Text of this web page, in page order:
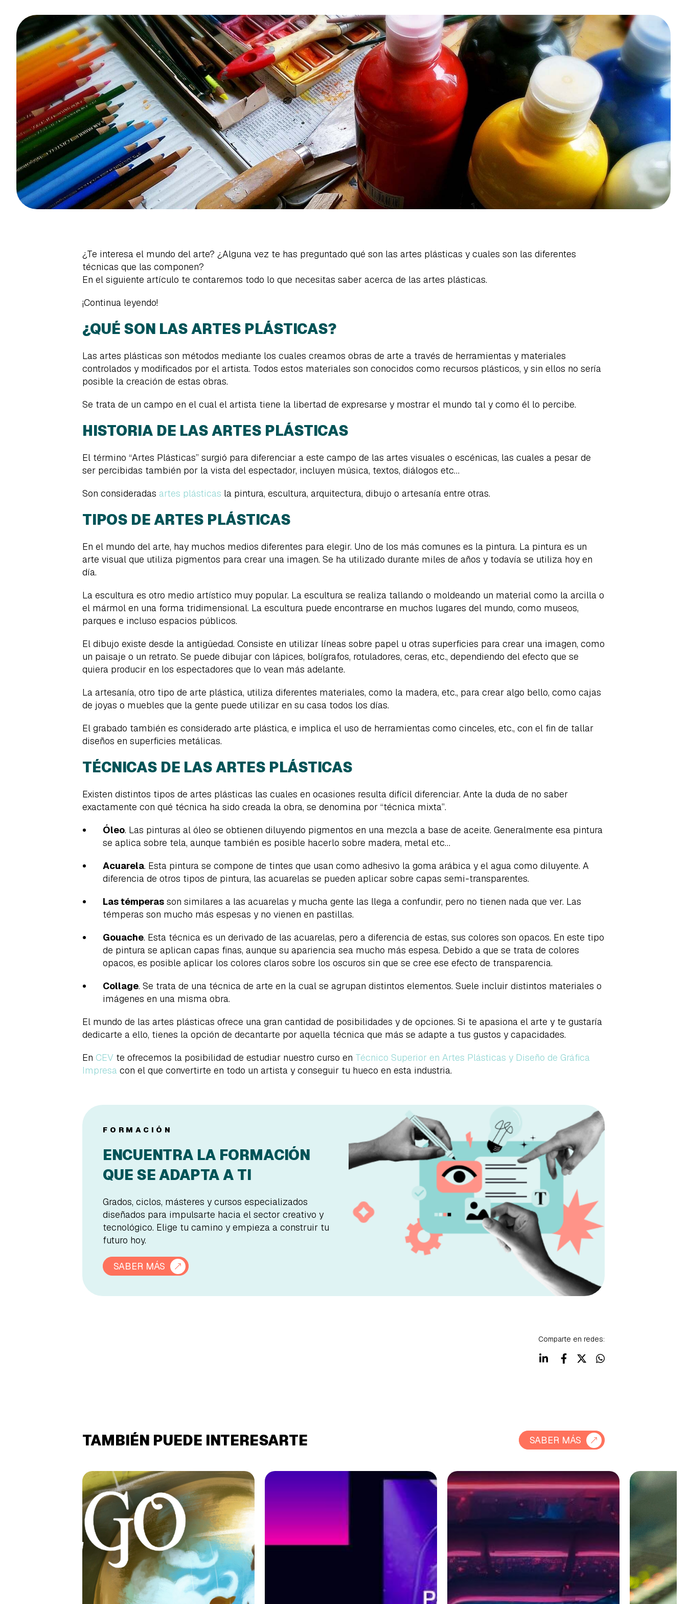
¿Te interesa el mundo del arte? ¿Alguna vez te has preguntado qué son las artes plásticas y cuales son las diferentes
técnicas que las componen?
En el siguiente artículo te contaremos todo lo que necesitas saber acerca de las artes plásticas.
¡Continua leyendo!
¿QUÉ SON LAS ARTES PLÁSTICAS?
Las artes plásticas son métodos mediante los cuales creamos obras de arte a través de herramientas y materiales
controlados y modificados por el artista. Todos estos materiales son conocidos como recursos plásticos, y sin ellos no sería
posible la creación de estas obras.
Se trata de un campo en el cual el artista tiene la libertad de expresarse y mostrar el mundo tal y como él lo percibe.
HISTORIA DE LAS ARTES PLÁSTICAS
El término “Artes Plásticas” surgió para diferenciar a este campo de las artes visuales o escénicas, las cuales a pesar de
ser percibidas también por la vista del espectador, incluyen música, textos, diálogos etc…
Son consideradas artes plásticas la pintura, escultura, arquitectura, dibujo o artesanía entre otras.
TIPOS DE ARTES PLÁSTICAS
En el mundo del arte, hay muchos medios diferentes para elegir. Uno de los más comunes es la pintura. La pintura es un
arte visual que utiliza pigmentos para crear una imagen. Se ha utilizado durante miles de años y todavía se utiliza hoy en
día.
La escultura es otro medio artístico muy popular. La escultura se realiza tallando o moldeando un material como la arcilla o
el mármol en una forma tridimensional. La escultura puede encontrarse en muchos lugares del mundo, como museos,
parques e incluso espacios públicos.
El dibujo existe desde la antigüedad. Consiste en utilizar líneas sobre papel u otras superficies para crear una imagen, como
un paisaje o un retrato. Se puede dibujar con lápices, bolígrafos, rotuladores, ceras, etc., dependiendo del efecto que se
quiera producir en los espectadores que lo vean más adelante.
La artesanía, otro tipo de arte plástica, utiliza diferentes materiales, como la madera, etc., para crear algo bello, como cajas
de joyas o muebles que la gente puede utilizar en su casa todos los días.
El grabado también es considerado arte plástica, e implica el uso de herramientas como cinceles, etc., con el fin de tallar
diseños en superficies metálicas.
TÉCNICAS DE LAS ARTES PLÁSTICAS
Existen distintos tipos de artes plásticas las cuales en ocasiones resulta difícil diferenciar. Ante la duda de no saber
exactamente con qué técnica ha sido creada la obra, se denomina por “técnica mixta”.
Óleo. Las pinturas al óleo se obtienen diluyendo pigmentos en una mezcla a base de aceite. Generalmente esa pintura
se aplica sobre tela, aunque también es posible hacerlo sobre madera, metal etc…
Acuarela. Esta pintura se compone de tintes que usan como adhesivo la goma arábica y el agua como diluyente. A
diferencia de otros tipos de pintura, las acuarelas se pueden aplicar sobre capas semi-transparentes.
Las témperas son similares a las acuarelas y mucha gente las llega a confundir, pero no tienen nada que ver. Las
témperas son mucho más espesas y no vienen en pastillas.
Gouache. Esta técnica es un derivado de las acuarelas, pero a diferencia de estas, sus colores son opacos. En este tipo
de pintura se aplican capas finas, aunque su apariencia sea mucho más espesa. Debido a que se trata de colores
opacos, es posible aplicar los colores claros sobre los oscuros sin que se cree ese efecto de transparencia.
Collage. Se trata de una técnica de arte en la cual se agrupan distintos elementos. Suele incluir distintos materiales o
imágenes en una misma obra.
El mundo de las artes plásticas ofrece una gran cantidad de posibilidades y de opciones. Si te apasiona el arte y te gustaría
dedicarte a ello, tienes la opción de decantarte por aquella técnica que más se adapte a tus gustos y capacidades.
En CEV te ofrecemos la posibilidad de estudiar nuestro curso en Técnico Superior en Artes Plásticas y Diseño de Gráfica
Impresa con el que convertirte en todo un artista y conseguir tu hueco en esta industria.
FORMACIÓN
ENCUENTRA LA FORMACIÓN
QUE SE ADAPTA A TI
Grados, ciclos, másteres y cursos especializados
diseñados para impulsarte hacia el sector creativo y
tecnológico. Elige tu camino y empieza a construir tu
futuro hoy.
SABER MÁS
Comparte en redes:
TAMBIÉN PUEDE INTERESARTE SABER MÁS